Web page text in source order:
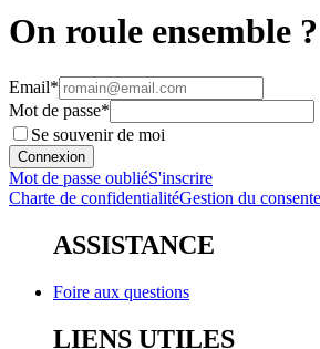
On roule ensemble ?
Email*
Mot de passe*
Se souvenir de moi
Connexion
Mot de passe oubliéS'inscrire
Charte de confidentialitéGestion du
ASSISTANCE
Foire aux questions
LIENS UTILES